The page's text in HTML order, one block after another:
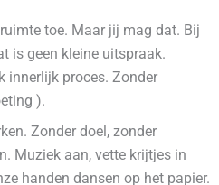
toe. Maar jij mag dat. Bij
is geen kleine uitspraak.
innerlijk proces. Zonder
).
Zonder doel, zonder
Muziek aan, vette krijtjes in
handen dansen op het papier.